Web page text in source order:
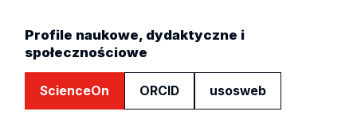
Profile naukowe, dydaktyczne i
społecznościowe
ScienceOn ORCID usosweb